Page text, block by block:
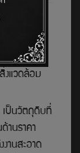
ออกแบบ
Krabi)
นสะอาด (
งแวดล้อม
เป็นวัตถุดิบที่
านราคา
านสะอาด